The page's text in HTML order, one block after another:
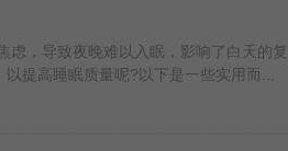
，导致夜晚难以入眠，影响了白天的复
提高睡眠质量呢?以下是一些实用而...